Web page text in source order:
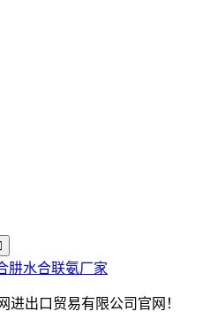
肼水合联氨厂家
进出口贸易有限公司官网！